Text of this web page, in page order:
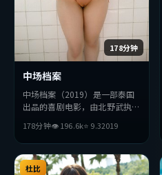
178分钟
中场档案
中场档案（2019）是一部泰国
出品的喜剧电影，由北野武执
主演。影片在叙事与视听上力求
突破，探讨人性与抉择，节奏张
弛有度，适合喜欢该类型的观众
完整观看。
178分钟👁196.6k⭐ 9.32019
杜比